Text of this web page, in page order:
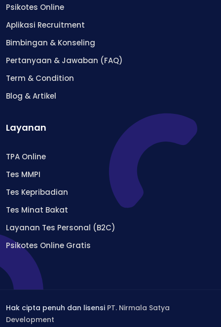
Psikotes Online
Aplikasi Recruitment
Bimbingan & Konseling
Pertanyaan & Jawaban (FAQ)
Term & Condition
Blog & Artikel
Layanan
TPA Online
Tes MMPI
Tes Kepribadian
Tes Minat Bakat
Layanan Tes Personal (B2C)
Psikotes Online Gratis
Hak cipta penuh dan lisensi PT. Nirmala Satya
Development